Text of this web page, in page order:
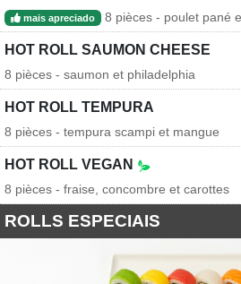
mais apreciado 8 pièces - poulet pané
HOT ROLL SAUMON CHEESE
8 pièces - saumon et philadelphia
HOT ROLL TEMPURA
8 pièces - tempura scampi et mangue
HOT ROLL VEGAN
8 pièces - fraise, concombre et carottes
ROLLS ESPECIAIS